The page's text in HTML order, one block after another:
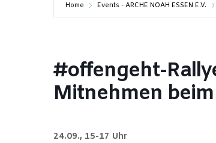
Home Events - ARCHE NOAH ESSEN E.V.
#offengeht-
Mitnehmen
24.09., 15-17 Uhr